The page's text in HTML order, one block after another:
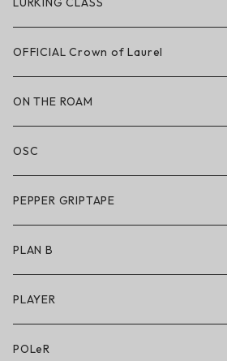
LAKAI × CHOCOLATE
LAKAI × RIPNDIP
シューズ
アパレル
アクセサリー
キッズシューズ
OFFICIAL Crown of Laurel
ON THE ROAM
アパレル
サングラス
アンダーウェア
シューズ
アクセサリー・小物
OSC
PEPPER GRIPTAPE
PLAN B
PLAYER
POLeR